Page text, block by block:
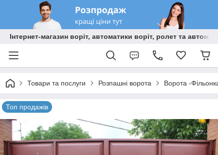
Інтернет-магазин воріт, автоматики воріт, ролет та
Товари та послуги Розпашні ворота Ворота -
Топ продажів